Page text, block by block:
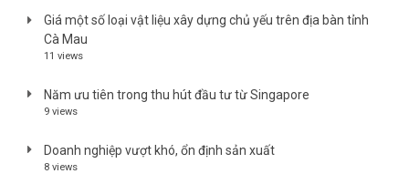
Giá một số loại vật liệu xây dựng chủ yếu trên địa bàn tỉnh
Cà Mau
11 views
Năm ưu tiên trong thu hút đầu tư từ Singapore
9 views
Doanh nghiệp vượt khó, ổn định sản xuất
8 views